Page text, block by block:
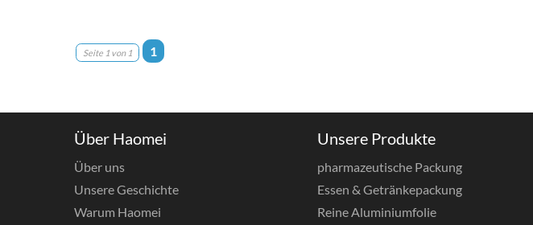
Seite 1 von 1 1
Über Haomei
Über uns
Unsere Geschichte
Warum Haomei
Unsere Produkte
pharmazeutische Packung
Essen & Getränkepackung
Reine Aluminiumfolie